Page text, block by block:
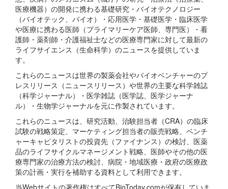
医療機器）の開発に携わる基礎研究・バイオテクノロジー
（バイオテック、バイオ）・応用医学・基礎医学・臨床医学
や医療に携わる医師（プライマリーケア医師、専門医）・看
護師・薬剤師・介護福祉士などの医療専門家に対して最新の
ライフサイエンス（生命科学）のニュースを提供していま
す。
これらのニュースは世界の製薬会社やバイオベンチャーのプ
レスリリース（ニュースリリース）や世界の主要な科学雑誌
（科学ジャーナル）・医学雑誌（医学誌、医学ジャーナ
ル）・生物学ジャーナルを元に作製されています。
これらのニュースは、研究活動、治験担当者（CRA）の臨床
試験の戦略策定、マーケティング担当者の販売戦略、ベンチ
ャーキャピタリストの投資先（ファイナンス）の検討、医薬
品のライフサイクルマネージメント戦略、医師やその他の医
療専門家の治療方法の検討、病院・地域医療・政府の医療政
策の計画・実行を補助する資料として利用できます。